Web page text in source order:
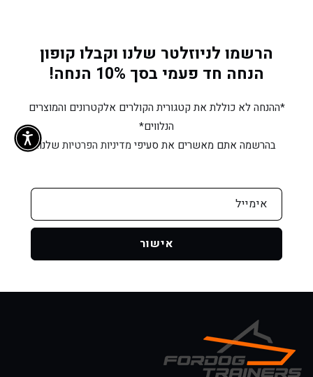
כלבים,
Handsfree,
מטר
כלבים,
Handsfree,
מטר
הרשמו לניוזלטר שלנו וקבלו קופון
הנחה חד פעמי בסך 10% הנחה!
*ההנחה לא כוללת את קטגורית הקולרים אלקטרונים והמוצרים
הנלווים*
בהרשמה אתם מאשרים את סעיפי מדיניות הפרטיות שלנו.
אימייל
אישור